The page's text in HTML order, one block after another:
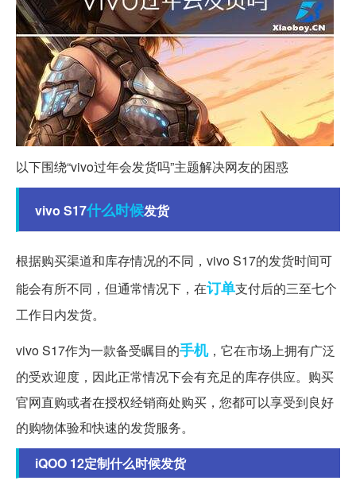
以下围绕“vivo过年会发货吗”主题解决网友的困惑
vivo S17什么时候发货
根据购买渠道和库存情况的不同，vivo S17的发货时间可
能会有所不同，但通常情况下，在订单支付后的三至七个
工作日内发货。
vivo S17作为一款备受瞩目的手机，它在市场上拥有广泛
的受欢迎度，因此正常情况下会有充足的库存供应。购买
官网直购或者在授权经销商处购买，您都可以享受到良好
的购物体验和快速的发货服务。
iQOO 12定制什么时候发货